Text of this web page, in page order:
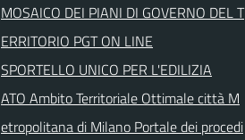
MOSAICO DEI PIANI DI GOVERNO DEL T
ERRITORIO PGT ON LINE
SPORTELLO UNICO PER L'EDILIZIA
ATO Ambito Territoriale Ottimale città M
etropolitana di Milano Portale dei procedi